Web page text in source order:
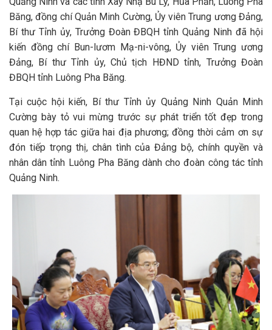
Băng, đồng chí Quản Minh Cường, Ủy viên Trung ương Đảng,
Bí thư Tỉnh ủy, Trưởng Đoàn ĐBQH tỉnh Quảng Ninh đã hội
kiến đồng chí Bun-lươm Mạ-ni-vông, Ủy viên Trung ương
Đảng, Bí thư Tỉnh ủy, Chủ tịch HĐND tỉnh, Trưởng Đoàn
ĐBQH tỉnh Luông Pha Băng.
Tại cuộc hội kiến, Bí thư Tỉnh ủy Quảng Ninh Quản Minh
Cường bày tỏ vui mừng trước sự phát triển tốt đẹp trong
quan hệ hợp tác giữa hai địa phương; đồng thời cảm ơn sự
đón tiếp trọng thị, chân tình của Đảng bộ, chính quyền và
nhân dân tỉnh Luông Pha Băng dành cho đoàn công tác tỉnh
Quảng Ninh.